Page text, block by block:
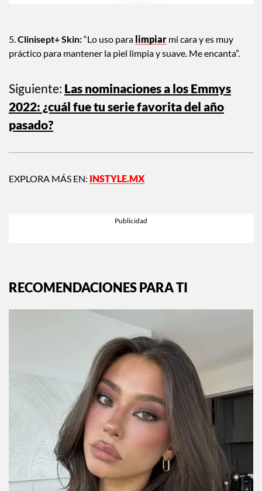
5.Clinisept+ Skin:“Lo uso para limpiar mi cara y es muy
práctico para mantener la piel limpia y suave. Me encanta”.
Siguiente: Las nominaciones a los Emmys
2022: ¿cuál fue tu serie favorita del año
pasado?
EXPLORA MÁS EN: INSTYLE.MX
RECOMENDACIONES PARA TI